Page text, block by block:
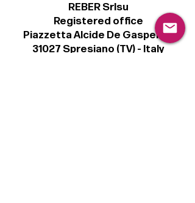
REBER Srlsu
Registered office
Piazzetta Alcide De Gasperi, 3
31027 Spresiano (TV) - Italy